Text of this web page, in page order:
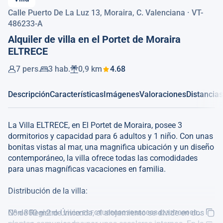
Calle Puerto De La Luz 13, Moraira, C. Valenciana · VT-
486233-A
Alquiler de villa en el Portet de Moraira
ELTRECE
7 pers. 3 hab. 0,9 km 4.68
DescripciónCaracterísticasImágenesValoracionesDistancias
La Villa ELTRECE, en El Portet de Moraira, posee 3
dormitorios y capacidad para 6 adultos y 1 niño. Con unas
bonitas vistas al mar, una magnifica ubicación y un diseño
contemporáneo, la villa ofrece todas las comodidades
para unas magníficas vacaciones en familia.
Distribución de la villa:
Con 300 m2 de vivienda, el alojamiento se divide en dos
Nº de Registro Único: